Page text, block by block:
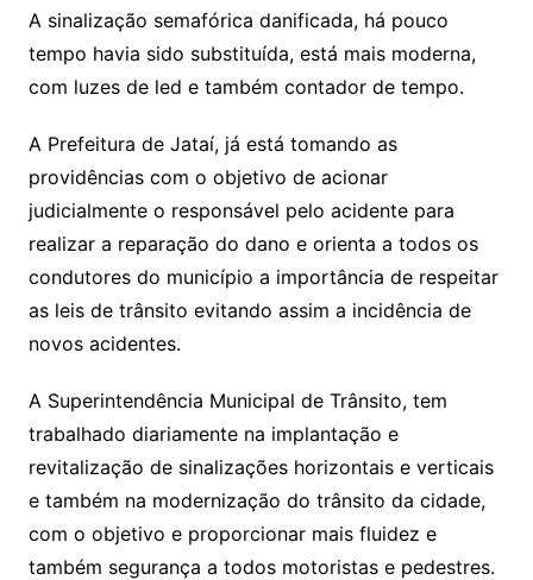
A sinalização semafórica danificada, há pouco
tempo havia sido substituída, está mais moderna,
com luzes de led e também contador de tempo.
A Prefeitura de Jataí, já está tomando as
providências com o objetivo de acionar
judicialmente o responsável pelo acidente para
realizar a reparação do dano e orienta a todos os
condutores do município a importância de respeitar
as leis de trânsito evitando assim a incidência de
novos acidentes.
A Superintendência Municipal de Trânsito, tem
trabalhado diariamente na implantação e
revitalização de sinalizações horizontais e verticais
e também na modernização do trânsito da cidade,
com o objetivo e proporcionar mais fluidez e
também segurança a todos motoristas e pedestres.